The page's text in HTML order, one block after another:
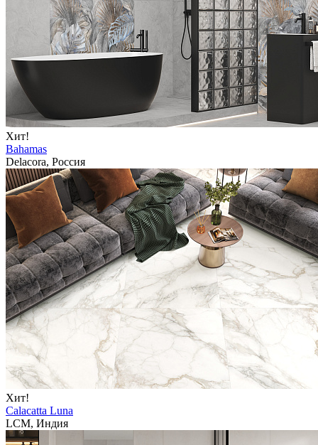
Хит!
Bahamas
Delacora, Россия
Хит!
Calacatta Luna
LCM, Индия